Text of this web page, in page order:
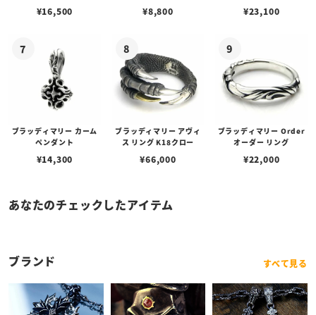
¥16,500 ¥8,800 ¥23,100
ブラッディマリー カーム
ペンダント
¥14,300
ブラッディマリー アヴィ
ス リング K18クロー
¥66,000
ブラッディマリー Order
オーダー リング
¥22,000
あなたのチェックしたアイテム
ブランド すべて見る